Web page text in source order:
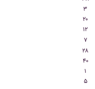
۳
۲۰
۱۲
۷
۲۸
۴۰
۱
۵